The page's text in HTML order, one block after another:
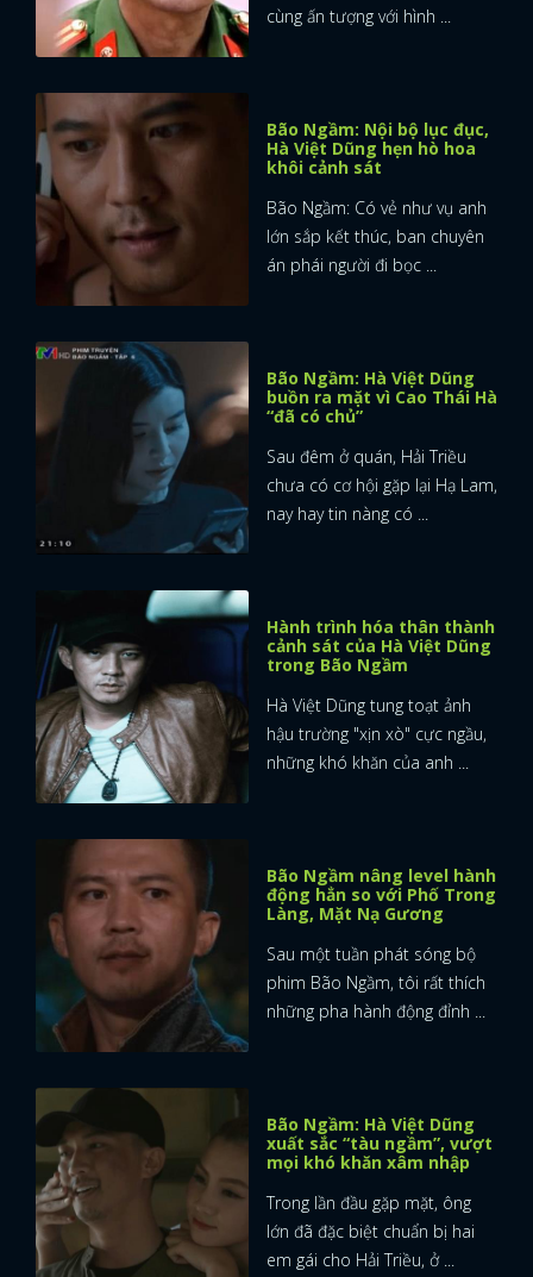
x
ĐĂNG NHẬP
cùng ấn tượng với hình ...
Bão Ngầm: Nội bộ lục đục,
Hà Việt Dũng hẹn hò hoa
khôi cảnh sát
Bão Ngầm: Có vẻ như vụ anh
lớn sắp kết thúc, ban chuyên
án phái người đi bọc ...
Bão Ngầm: Hà Việt Dũng
buồn ra mặt vì Cao Thái Hà
“đã có chủ”
Sau đêm ở quán, Hải Triều
chưa có cơ hội gặp lại Hạ Lam,
nay hay tin nàng có ...
Hành trình hóa thân thành
cảnh sát của Hà Việt Dũng
trong Bão Ngầm
Hà Việt Dũng tung toạt ảnh
hậu trường "xịn xò" cực ngầu,
những khó khăn của anh ...
Bão Ngầm nâng level hành
động hẳn so với Phố Trong
Làng, Mặt Nạ Gương
Sau một tuần phát sóng bộ
phim Bão Ngầm, tôi rất thích
những pha hành động đỉnh ...
Bão Ngầm: Hà Việt Dũng
xuất sắc “tàu ngầm”, vượt
mọi khó khăn xâm nhập
Trong lần đầu gặp mặt, ông
lớn đã đặc biệt chuẩn bị hai
em gái cho Hải Triều, ở ...